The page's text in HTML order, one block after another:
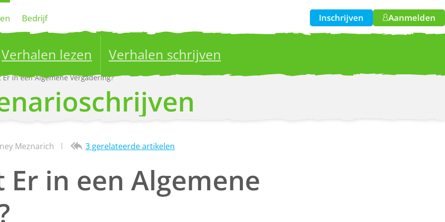
Bedrijf Inschrijven Aanmelden
Verhalen lezen Verhalen schrijven
your stories to a global audience.
Er in een Algemene Vergadering?
Meznarich 3 gerelateerde artikelen
in een Algemene